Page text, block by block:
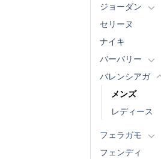
ジョーダン
セリーヌ
ナイキ
バーバリー
バレンシアガ
メンズ
レディース
フェラガモ
フェンディ